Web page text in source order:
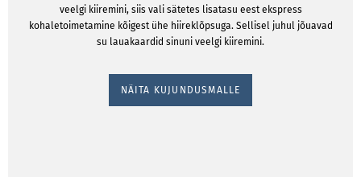
veelgi kiiremini, siis vali sätetes lisatasu eest ekspress
kohaletoimetamine kõigest ühe hiireklõpsuga. Sellisel juhul jõuavad
su lauakaardid sinuni veelgi kiiremini.
NÄITA KUJUNDUSMALLE